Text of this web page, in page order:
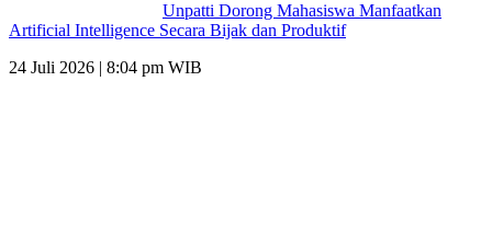
Unpatti Dorong Mahasiswa Manfaatkan
Artificial Intelligence Secara Bijak dan Produktif
24 Juli 2026 | 8:04 pm WIB